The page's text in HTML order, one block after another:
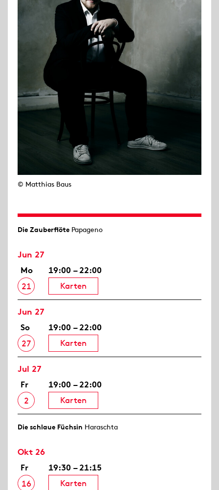
© Matthias Baus
Die Zauberflöte Papageno
Jun 27
Mo
21
19:00 – 22:00
Karten
Jun 27
So
27
19:00 – 22:00
Karten
Jul 27
Fr
2
19:00 – 22:00
Karten
Die schlaue Füchsin Haraschta
Okt 26
Fr
16
19:30 – 21:15
Karten